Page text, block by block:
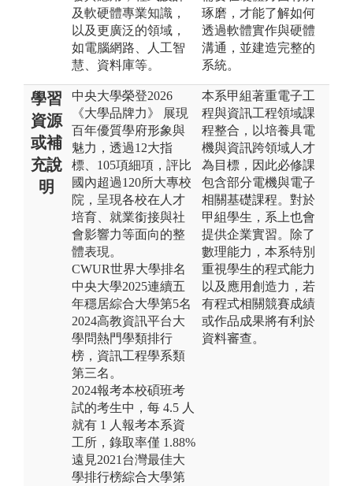
及軟硬體專業知識，
以及更廣泛的領域，
如電腦網路、人工智
慧、資料庫等。
琢磨，才能了解如何
透過軟體實作與硬體
溝通，並建造完整的
系統。
學習
資源
或補
充說
明
中央大學榮登2026
《大學品牌力》 展現
百年優質學府形象與
魅力，透過12大指
標、105項細項，評比
國內超過120所大專校
院，呈現各校在人才
培育、就業銜接與社
會影響力等面向的整
體表現。
CWUR世界大學排名
中央大學2025連續五
年穩居綜合大學第5名
2024高教資訊平台大
學問熱門學類排行
榜，資訊工程學系類
第三名。
2024報考本校碩班考
試的考生中，每 4.5 人
就有 1 人報考本系資
工所，錄取率僅 1.88%
遠見2021台灣最佳大
學排行榜綜合大學第
本系甲組著重電子工
程與資訊工程領域課
程整合，以培養具電
機與資訊跨領域人才
為目標，因此必修課
包含部分電機與電子
相關基礎課程。對於
甲組學生，系上也會
提供企業實習。除了
數理能力，本系特別
重視學生的程式能力
以及應用創造力，若
有程式相關競賽成績
或作品成果將有利於
資料審查。